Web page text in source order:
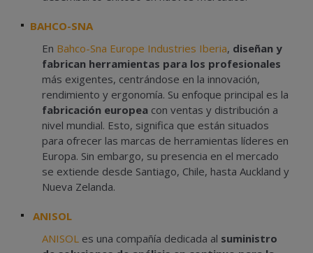
BAHCO-SNA
En Bahco-Sna Europe Industries Iberia, diseñan y
fabrican herramientas para los profesionales
más exigentes, centrándose en la innovación,
rendimiento y ergonomía. Su enfoque principal es la
fabricación europea con ventas y distribución a
nivel mundial. Esto, significa que están situados
para ofrecer las marcas de herramientas líderes en
Europa. Sin embargo, su presencia en el mercado
se extiende desde Santiago, Chile, hasta Auckland y
Nueva Zelanda.
ANISOL
ANISOL es una compañía dedicada al suministro